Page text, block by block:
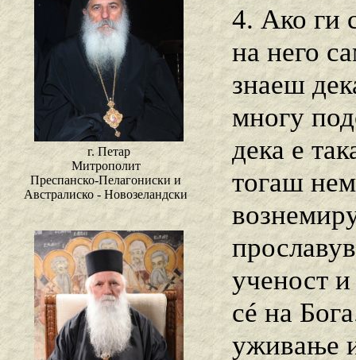
г. Петар
Митрополит
Преспанско-Пелагониски и
Австралиско - Новозеландски
4. Ако ги
на него
знаеш
многу
дека е
тогаш
ученост
сé на
уживање